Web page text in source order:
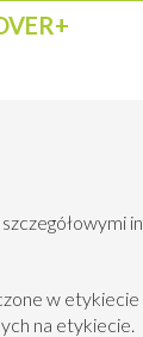
wspierać
w
na etykiecie.